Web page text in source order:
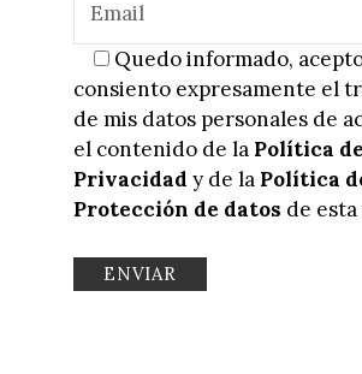
Quedo informado,
consiento expresamente el
de mis datos personales de
el contenido de la Política de
Privacidad y de la Política
Protección de datos de esta